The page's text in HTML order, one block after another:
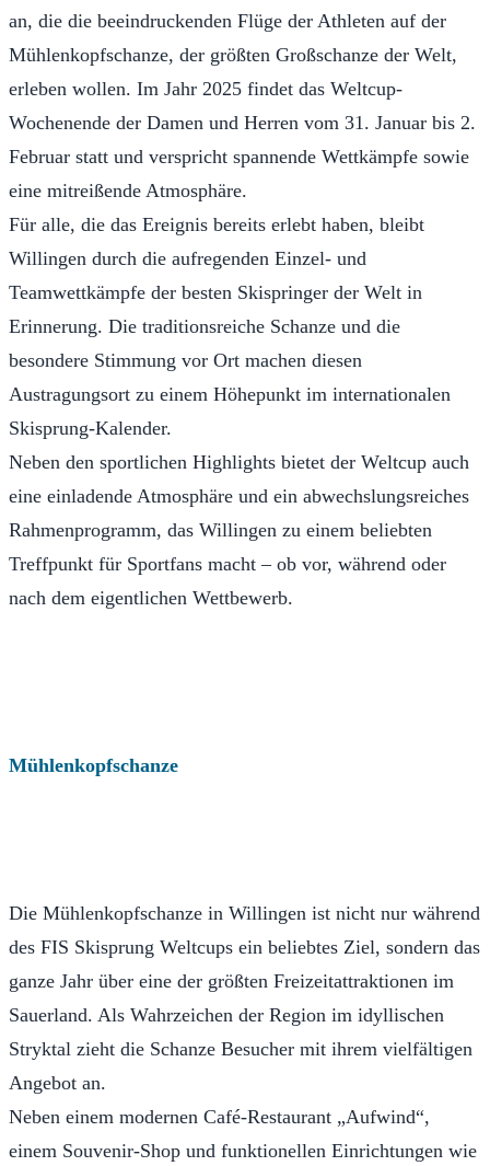
an, die die beeindruckenden Flüge der Athleten auf der
Mühlenkopfschanze, der größten Großschanze der Welt,
erleben wollen. Im Jahr 2025 findet das Weltcup-
Wochenende der Damen und Herren vom 31. Januar bis 2.
Februar statt und verspricht spannende Wettkämpfe sowie
eine mitreißende Atmosphäre.
Für alle, die das Ereignis bereits erlebt haben, bleibt
Willingen durch die aufregenden Einzel- und
Teamwettkämpfe der besten Skispringer der Welt in
Erinnerung. Die traditionsreiche Schanze und die
besondere Stimmung vor Ort machen diesen
Austragungsort zu einem Höhepunkt im internationalen
Skisprung-Kalender.
Neben den sportlichen Highlights bietet der Weltcup auch
eine einladende Atmosphäre und ein abwechslungsreiches
Rahmenprogramm, das Willingen zu einem beliebten
Treffpunkt für Sportfans macht – ob vor, während oder
nach dem eigentlichen Wettbewerb.
Mühlenkopfschanze
Die Mühlenkopfschanze in Willingen ist nicht nur während
des FIS Skisprung Weltcups ein beliebtes Ziel, sondern das
ganze Jahr über eine der größten Freizeitattraktionen im
Sauerland. Als Wahrzeichen der Region im idyllischen
Stryktal zieht die Schanze Besucher mit ihrem vielfältigen
Angebot an.
Neben einem modernen Café-Restaurant „Aufwind“,
einem Souvenir-Shop und funktionellen Einrichtungen wie